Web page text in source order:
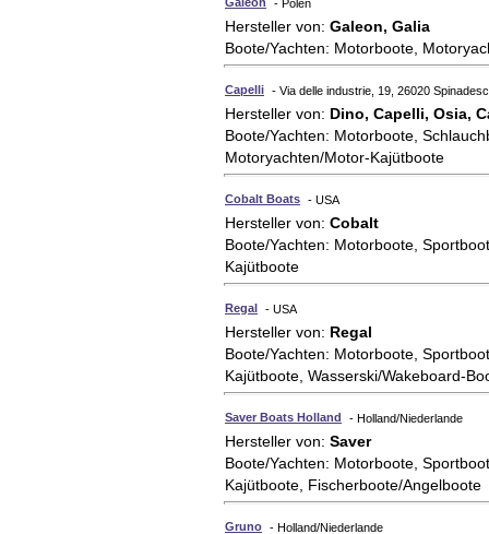
- Polen
Hersteller von: Galeon, Galia
Boote/Yachten: Motorboote,
Capelli - Via delle industrie, 19, 26020
Hersteller von: Dino, Capelli, Osia,
Boote/Yachten: Motorboote,
Motoryachten/Motor-Kajütboote
Cobalt Boats - USA
Hersteller von: Cobalt
Boote/Yachten: Motorboote,
Kajütboote
Regal - USA
Hersteller von: Regal
Boote/Yachten: Motorboote,
Kajütboote, Wasserski/Wakeboard-
Saver Boats Holland - Holland/Niederlande
Hersteller von: Saver
Boote/Yachten: Motorboote,
Kajütboote, Fischerboote/Angelboote
Gruno - Holland/Niederlande